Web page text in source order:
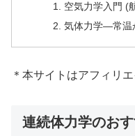
空気力学入門 (
気体力学―常温
＊本サイトはアフィリ
連続体力学のお